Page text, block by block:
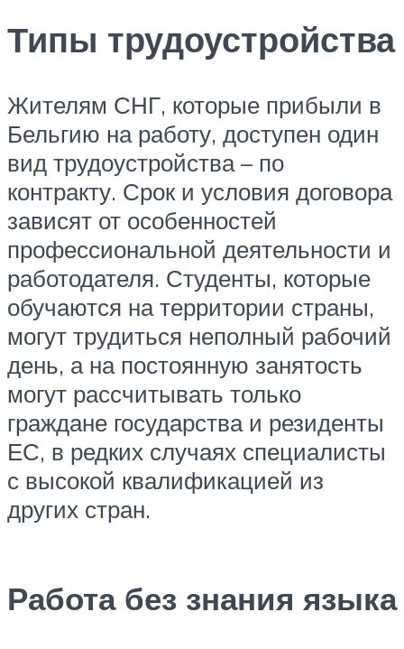
Типы трудоустройства
Жителям СНГ, которые прибыли в
Бельгию на работу, доступен один
вид трудоустройства – по
контракту. Срок и условия договора
зависят от особенностей
профессиональной деятельности и
работодателя. Студенты, которые
обучаются на территории страны,
могут трудиться неполный рабочий
день, а на постоянную занятость
могут рассчитывать только
граждане государства и резиденты
ЕС, в редких случаях специалисты
с высокой квалификацией из
других стран.
Работа без знания языка